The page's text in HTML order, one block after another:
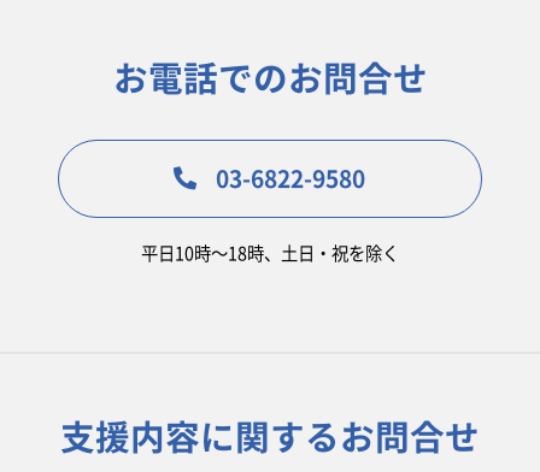
お電話でのお問合せ
03-6822-9580
平日10時〜18時、土日・祝を除く
支援内容に関するお問合せ